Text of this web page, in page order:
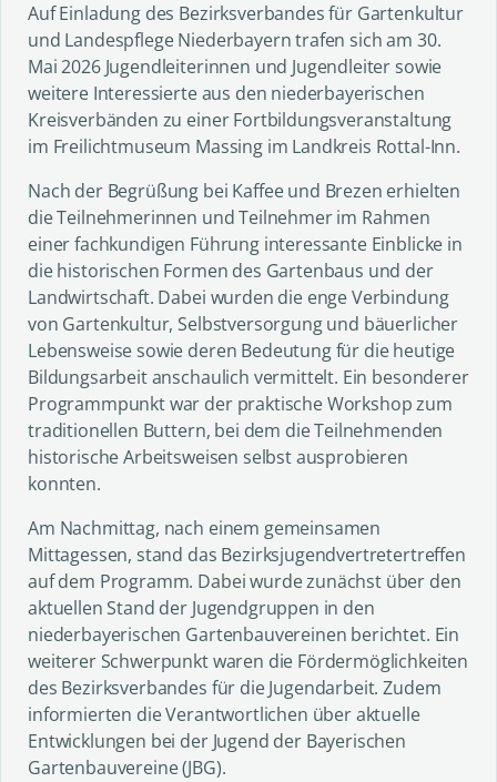
Auf Einladung des Bezirksverbandes für Gartenkultur
und Landespflege Niederbayern trafen sich am 30.
Mai 2026 Jugendleiterinnen und Jugendleiter sowie
weitere Interessierte aus den niederbayerischen
Kreisverbänden zu einer Fortbildungsveranstaltung
im Freilichtmuseum Massing im Landkreis Rottal-Inn.
Nach der Begrüßung bei Kaffee und Brezen erhielten
die Teilnehmerinnen und Teilnehmer im Rahmen
einer fachkundigen Führung interessante Einblicke in
die historischen Formen des Gartenbaus und der
Landwirtschaft. Dabei wurden die enge Verbindung
von Gartenkultur, Selbstversorgung und bäuerlicher
Lebensweise sowie deren Bedeutung für die heutige
Bildungsarbeit anschaulich vermittelt. Ein besonderer
Programmpunkt war der praktische Workshop zum
traditionellen Buttern, bei dem die Teilnehmenden
historische Arbeitsweisen selbst ausprobieren
konnten.
Am Nachmittag, nach einem gemeinsamen
Mittagessen, stand das Bezirksjugendvertretertreffen
auf dem Programm. Dabei wurde zunächst über den
aktuellen Stand der Jugendgruppen in den
niederbayerischen Gartenbauvereinen berichtet. Ein
weiterer Schwerpunkt waren die Fördermöglichkeiten
des Bezirksverbandes für die Jugendarbeit. Zudem
informierten die Verantwortlichen über aktuelle
Entwicklungen bei der Jugend der Bayerischen
Gartenbauvereine (JBG).